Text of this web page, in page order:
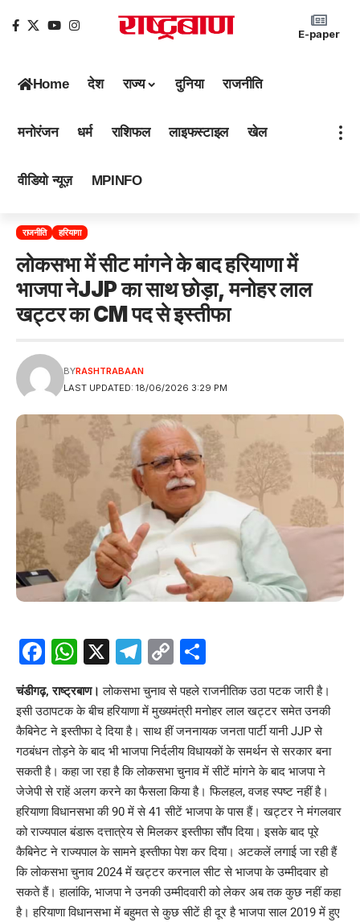
E-paper
Home देश राज्य दुनिया राजनीति
मनोरंजन धर्म राशिफल लाइफस्टाइल खेल
वीडियो न्यूज़ MPINFO
राजनीति हरियाणा
लोकसभा में सीट मांगने के बाद हरियाणा में
भाजपा नेJJP का साथ छोड़ा, मनोहर लाल
खट्टर का CM पद से इस्तीफा
LAST UPDATED: 18/06/2026 3:29 PM
BYRASHTRABAAN
Facebook
WhatsApp
X Telegram
Copy
Link
चंडीगढ़, राष्ट्रबाण। लोकसभा चुनाव से पहले राजनीतिक उठा पटक जारी है।
इसी उठापटक के बीच हरियाणा में मुख्यमंत्री मनोहर लाल खट्टर समेत उनकी
कैबिनेट ने इस्तीफा दे दिया है। साथ हीं जननायक जनता पार्टी यानी JJP से
गठबंधन तोड़ने के बाद भी भाजपा निर्दलीय विधायकों के समर्थन से सरकार बना
सकती है। कहा जा रहा है कि लोकसभा चुनाव में सीटें मांगने के बाद भाजपा ने
जेजेपी से राहें अलग करने का फैसला किया है। फिलहल, वजह स्पष्ट नहीं है।
हरियाणा विधानसभा की 90 में से 41 सीटें भाजपा के पास हैं। खट्टर ने मंगलवार
को राज्यपाल बंडारू दत्तात्रेय से मिलकर इस्तीफा सौंप दिया। इसके बाद पूरे
कैबिनेट ने राज्यपाल के सामने इस्तीफा पेश कर दिया। अटकलें लगाई जा रही हैं
कि लोकसभा चुनाव 2024 में खट्टर करनाल सीट से भाजपा के उम्मीदवार हो
सकते हैं। हालांकि, भाजपा ने उनकी उम्मीदवारी को लेकर अब तक कुछ नहीं कहा
है। हरियाणा विधानसभा में बहुमत से कुछ सीटें ही दूर है भाजपा साल 2019 में हुए